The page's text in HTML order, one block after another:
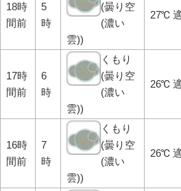
18時
間前
5
時
(曇り空
(濃い
雲))
27℃
17時
間前
6
時
くもり
(曇り空
(濃い
雲))
26℃
16時
間前
7
時
くもり
(曇り空
(濃い
雲))
26℃